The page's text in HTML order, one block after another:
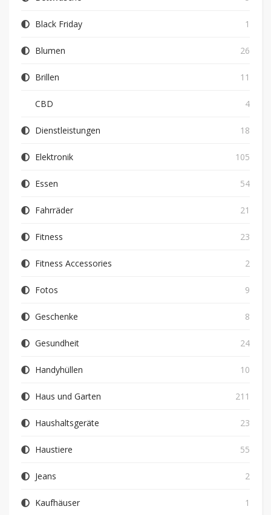
Black Friday 1
Blumen 26
Brillen 11
CBD 4
Dienstleistungen 18
Elektronik 105
Essen 54
Fahrräder 21
Fitness 23
Fitness Accessories 2
Fotos 9
Geschenke 8
Gesundheit 24
Handyhüllen 10
Haus und Garten 211
Haushaltsgeräte 23
Haustiere 55
Jeans 2
Kaufhäuser 1